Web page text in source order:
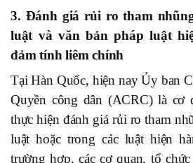
3. Đánh giá rủi ro tham
luật và văn bản pháp luật
đảm tính liêm chính
Tại Hàn Quốc, hiện nay Ủy ban
Quyền công dân (ACRC) là cơ
thực hiện đánh giá rủi ro tham
luật hoặc trong các luật hiện
trường hợp, các cơ quan, tổ